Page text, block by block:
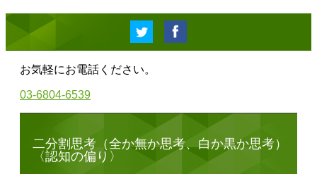
お気軽にお電話ください。
03-6804-6539
二分割思考（全か無か思考、白か黒か思考）
〈認知の偏り〉